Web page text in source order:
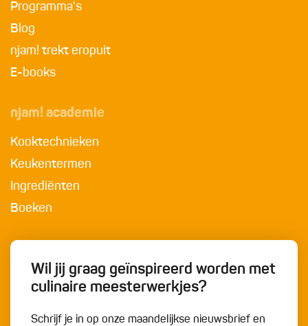
Programma's
Blog
njam! trekt eropuit
E-books
njam! academie
Kooktechnieken
Keukentermen
Ingrediënten
Boeken
Wil jij graag geïnspireerd worden met
culinaire meesterwerkjes?
Schrijf je in op onze maandelijkse nieuwsbrief en